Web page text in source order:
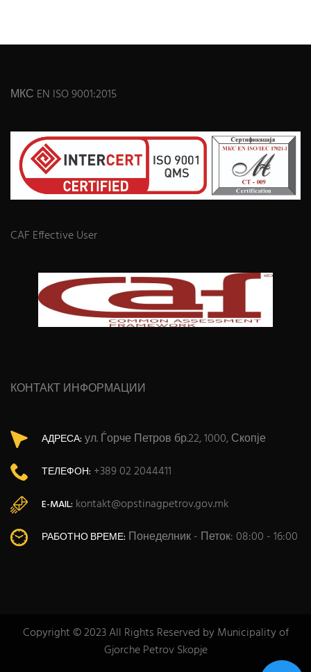
МКС EN ISO 9001:2015
CAF Effective User
КОНТАКТ ИНФОРМАЦИИ
АДРЕСА: ул. Ѓорче Петров бр.22, 1000, Скопје
ТЕЛЕФОН: +389 02 2044411
E-MAIL: kontakt@opstinagpetrov.gov.mk
РАБОТНО ВРЕМЕ: Понеделник - Петок: 08:00 - 16:00
Copyright © 2023 All Rights Reserved by Municipality of
Gjorche Petrov Skopje